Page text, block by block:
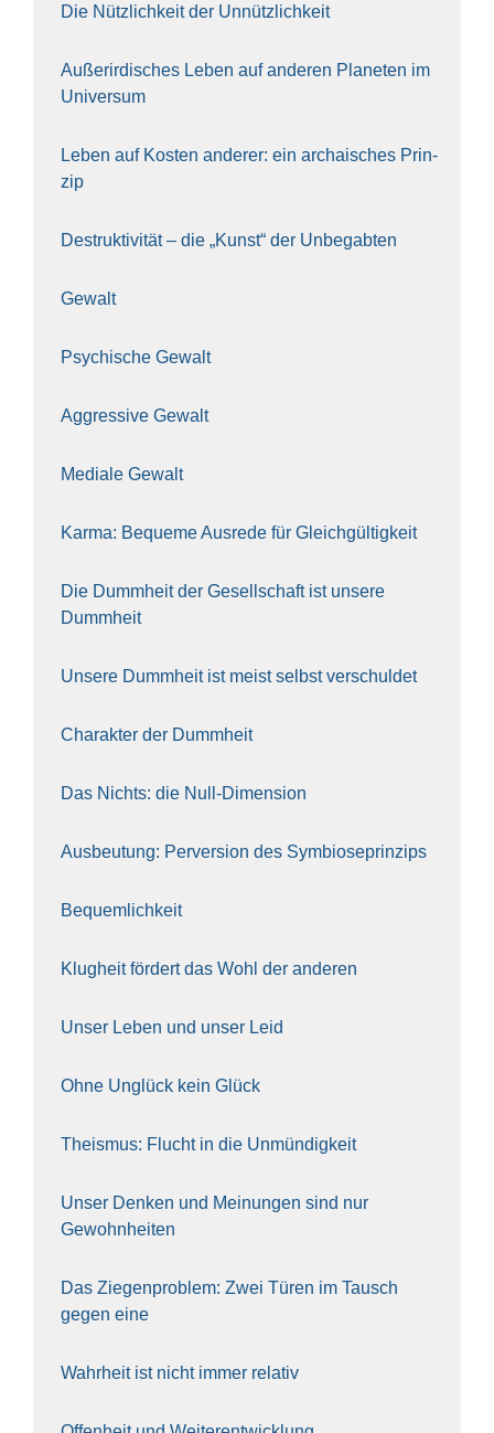
Die Nütz­lich­keit der Unnütz­lich­keit
Außer­ir­di­sches Leben auf ande­ren Pla­ne­ten im
Uni­ver­sum
Leben auf Kos­ten ande­rer: ein archai­sches Prin­
zip
Destruk­ti­vi­tät – die „Kunst“ der Unbe­gab­ten
Gewalt
Psy­chi­sche Gewalt
Aggres­si­ve Gewalt
Media­le Gewalt
Kar­ma: Beque­me Aus­re­de für Gleich­gül­tig­keit
Die Dumm­heit der Gesell­schaft ist unse­re
Dumm­heit
Unse­re Dumm­heit ist meist selbst ver­schul­det
Cha­rak­ter der Dumm­heit
Das Nichts: die Null-Dimen­si­on
Aus­beu­tung: Per­ver­si­on des Sym­bio­se­prin­zips
Bequem­lich­keit
Klug­heit för­dert das Wohl der ande­ren
Unser Leben und unser Leid
Ohne Unglück kein Glück
The­is­mus: Flucht in die Unmün­dig­keit
Unser Den­ken und Mei­nun­gen sind nur
Gewohn­hei­ten
Das Zie­gen­pro­blem: Zwei Türen im Tausch
gegen eine
Wahr­heit ist nicht immer rela­tiv